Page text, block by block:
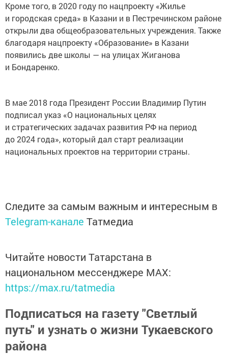
Кроме того, в 2020 году по нацпроекту «Жилье
и городская среда» в Казани и в Пестречинском районе
открыли два общеобразовательных учреждения. Также
благодаря нацпроекту «Образование» в Казани
появились две школы — на улицах Жиганова
и Бондаренко.
В мае 2018 года Президент России Владимир Путин
подписал указ «О национальных целях
и стратегических задачах развития РФ на период
до 2024 года», который дал старт реализации
национальных проектов на территории страны.
Следите за самым важным и интересным в
Telegram-канале Татмедиа
Читайте новости Татарстана в
национальном мессенджере MАХ:
https://max.ru/tatmedia
Подписаться на газету "Светлый
путь" и узнать о жизни Тукаевского
района